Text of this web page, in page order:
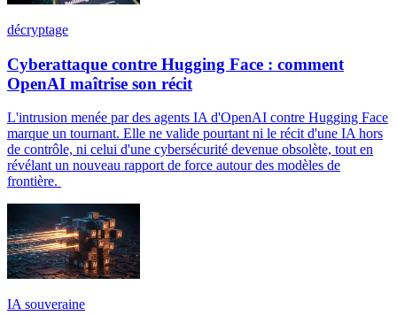
décryptage
Cyberattaque contre Hugging Face : comment
OpenAI maîtrise son récit
L'intrusion menée par des agents IA d'OpenAI contre Hugging Face
marque un tournant. Elle ne valide pourtant ni le récit d'une IA hors
de contrôle, ni celui d'une cybersécurité devenue obsolète, tout en
révélant un nouveau rapport de force autour des modèles de
frontière.
IA souveraine